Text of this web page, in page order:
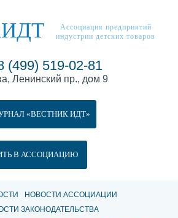
Ассоциация предприятий
индустрии детских товаров
(499) 519-02-81
Ленинский пр., дом 9
В АССОЦИАЦИЮ
«ВЕСТНИК ИДТ»
НОВОСТИ АССОЦИАЦИИ
ЗАКОНОДАТЕЛЬСТВА